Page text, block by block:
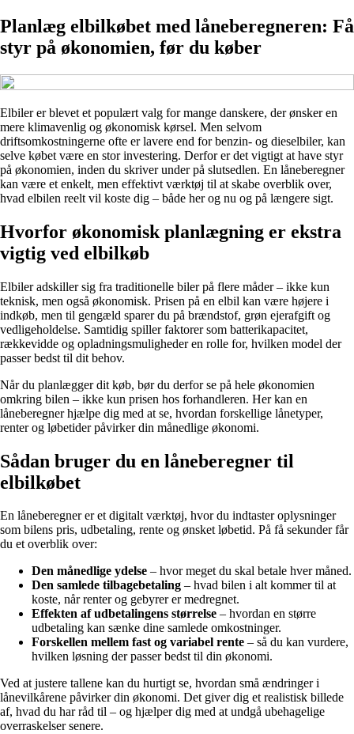
Planlæg elbilkøbet med låneberegneren: Få
styr på økonomien, før du køber
Elbiler er blevet et populært valg for mange danskere, der ønsker en
mere klimavenlig og økonomisk kørsel. Men selvom
driftsomkostningerne ofte er lavere end for benzin- og dieselbiler, kan
selve købet være en stor investering. Derfor er det vigtigt at have styr
på økonomien, inden du skriver under på slutsedlen. En låneberegner
kan være et enkelt, men effektivt værktøj til at skabe overblik over,
hvad elbilen reelt vil koste dig – både her og nu og på længere sigt.
Hvorfor økonomisk planlægning er ekstra
vigtig ved elbilkøb
Elbiler adskiller sig fra traditionelle biler på flere måder – ikke kun
teknisk, men også økonomisk. Prisen på en elbil kan være højere i
indkøb, men til gengæld sparer du på brændstof, grøn ejerafgift og
vedligeholdelse. Samtidig spiller faktorer som batterikapacitet,
rækkevidde og opladningsmuligheder en rolle for, hvilken model der
passer bedst til dit behov.
Når du planlægger dit køb, bør du derfor se på hele økonomien
omkring bilen – ikke kun prisen hos forhandleren. Her kan en
låneberegner hjælpe dig med at se, hvordan forskellige lånetyper,
renter og løbetider påvirker din månedlige økonomi.
Sådan bruger du en låneberegner til
elbilkøbet
En låneberegner er et digitalt værktøj, hvor du indtaster oplysninger
som bilens pris, udbetaling, rente og ønsket løbetid. På få sekunder får
du et overblik over:
Den månedlige ydelse – hvor meget du skal betale hver måned.
Den samlede tilbagebetaling – hvad bilen i alt kommer til at
koste, når renter og gebyrer er medregnet.
Effekten af udbetalingens størrelse – hvordan en større
udbetaling kan sænke dine samlede omkostninger.
Forskellen mellem fast og variabel rente – så du kan vurdere,
hvilken løsning der passer bedst til din økonomi.
Ved at justere tallene kan du hurtigt se, hvordan små ændringer i
lånevilkårene påvirker din økonomi. Det giver dig et realistisk billede
af, hvad du har råd til – og hjælper dig med at undgå ubehagelige
overraskelser senere.